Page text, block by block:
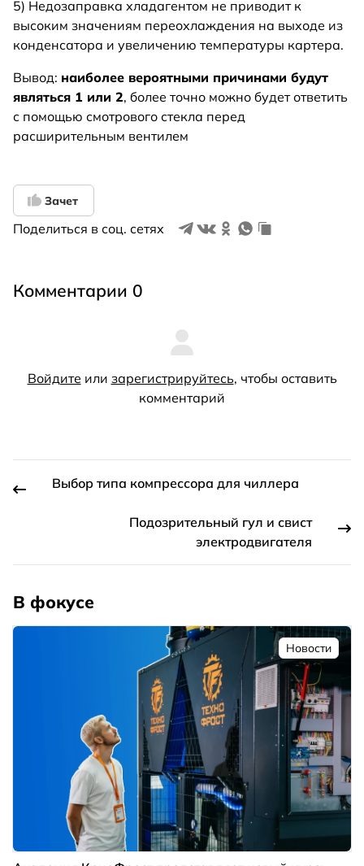
5) Недозаправка хладагентом не приводит к
высоким значениям переохлаждения на выходе из
конденсатора и увеличению температуры картера.
Вывод: наиболее вероятными причинами будут
являться 1 или 2, более точно можно будет ответить
с помощью смотрового стекла перед
расширительным вентилем
Зачет
Поделиться в соц. сетях
Комментарии 0
Войдите или зарегистрируйтесь, чтобы оставить
комментарий
Выбор типа компрессора для чиллера
Подозрительный гул и свист
электродвигателя
В фокусе
Новости